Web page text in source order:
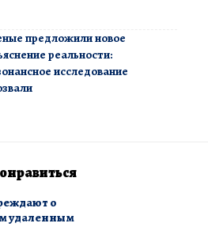
предложили новое
реальности:
исследование
о
удаленным